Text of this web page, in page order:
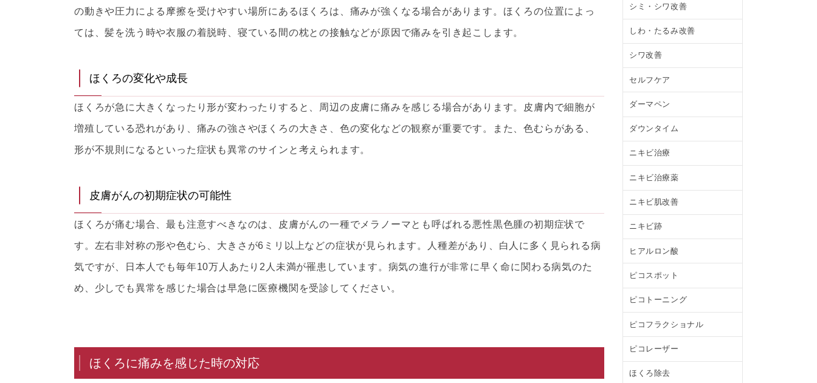
の動きや圧力による摩擦を受けやすい場所にあるほくろは、痛みが強くなる場合があります。ほくろの位置によっ
ては、髪を洗う時や衣服の着脱時、寝ている間の枕との接触などが原因で痛みを引き起こします。
ほくろの変化や成長
ほくろが急に大きくなったり形が変わったりすると、周辺の皮膚に痛みを感じる場合があります。皮膚内で細胞が
増殖している恐れがあり、痛みの強さやほくろの大きさ、色の変化などの観察が重要です。また、色むらがある、
形が不規則になるといった症状も異常のサインと考えられます。
皮膚がんの初期症状の可能性
ほくろが痛む場合、最も注意すべきなのは、皮膚がんの一種でメラノーマとも呼ばれる悪性黒色腫の初期症状で
す。左右非対称の形や色むら、大きさが6ミリ以上などの症状が見られます。人種差があり、白人に多く見られる病
気ですが、日本人でも毎年10万人あたり2人未満が罹患しています。病気の進行が非常に早く命に関わる病気のた
め、少しでも異常を感じた場合は早急に医療機関を受診してください。
ほくろに痛みを感じた時の対応
シミ・シワ改善
しわ・たるみ改善
シワ改善
セルフケア
ダーマペン
ダウンタイム
ニキビ治療
ニキビ治療薬
ニキビ肌改善
ニキビ跡
ヒアルロン酸
ピコスポット
ピコトーニング
ピコフラクショナル
ピコレーザー
ほくろ除去